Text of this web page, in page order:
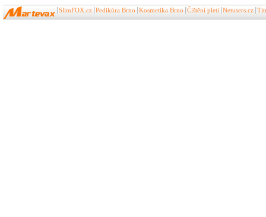
SlimFOX.cz Pedikúra Brno Kosmetika Brno Čištění pleti Netusers.cz